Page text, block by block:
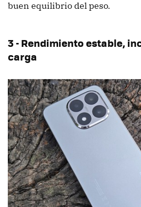
buen equilibrio del peso.
3 - Rendimiento estable,
carga